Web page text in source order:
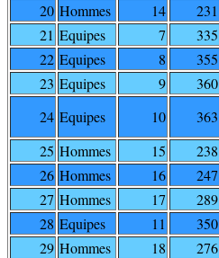
20 Hommes 14 231
21 Equipes 7 335
22 Equipes 8 355
23 Equipes 9 360
24 Equipes 10 363
25 Hommes 15 238
26 Hommes 16 247
27 Hommes 17 289
28 Equipes 11 350
29 Hommes 18 276